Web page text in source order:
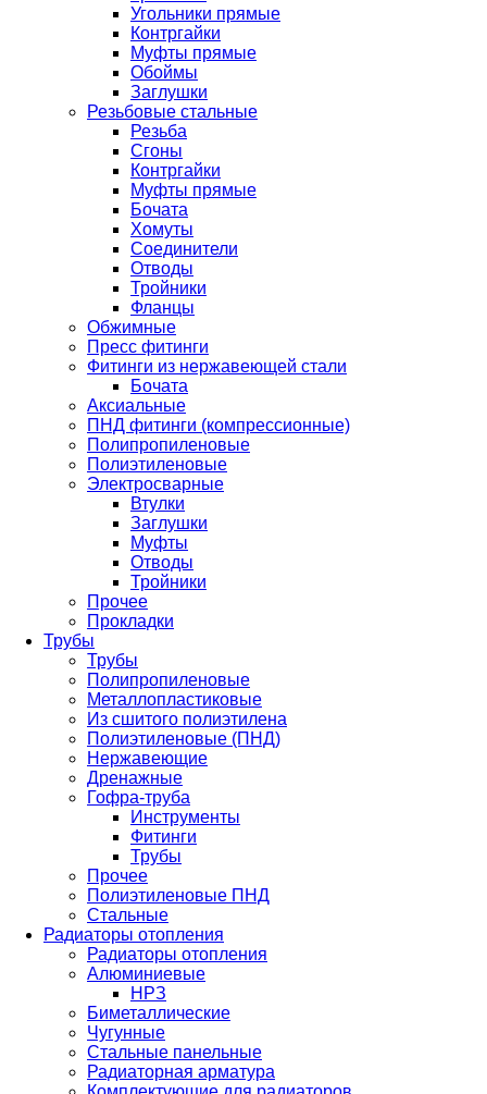
Угольники прямые
Контргайки
Муфты прямые
Обоймы
Заглушки
Резьбовые стальные
Резьба
Сгоны
Контргайки
Муфты прямые
Бочата
Хомуты
Соединители
Отводы
Тройники
Фланцы
Обжимные
Пресс фитинги
Фитинги из нержавеющей стали
Бочата
Аксиальные
ПНД фитинги (компрессионные)
Полипропиленовые
Полиэтиленовые
Электросварные
Втулки
Заглушки
Муфты
Отводы
Тройники
Прочее
Прокладки
Трубы
Трубы
Полипропиленовые
Металлопластиковые
Из сшитого полиэтилена
Полиэтиленовые (ПНД)
Нержавеющие
Дренажные
Гофра-труба
Инструменты
Фитинги
Трубы
Прочее
Полиэтиленовые ПНД
Стальные
Радиаторы отопления
Радиаторы отопления
Алюминиевые
НРЗ
Биметаллические
Чугунные
Стальные панельные
Радиаторная арматура